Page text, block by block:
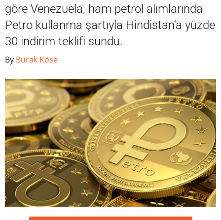
Contact / İletişim
göre Venezuela, ham petrol alımlarında
Petro kullanma şartıyla Hindistan'a yüzde
30 indirim teklifi sundu.
By Burak Köse